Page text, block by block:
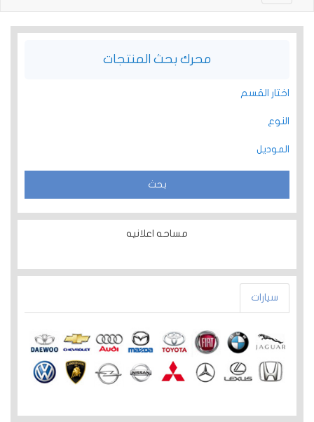
navigation
محرك بحث المنتجات
اختار القسم
النوع
الموديل
مساحه اعلانيه
سيارات